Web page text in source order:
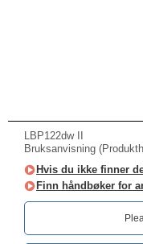
LBP122dw II
Bruksanvisning
Hvis du ikke finner
Finn håndbøker for